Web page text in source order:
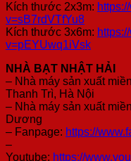
Kích thước 2x3m:
v=sB7rdVTfYu8
Kích thước 3x6m:
v=pEYUwq1iVsk
NHÀ BẠT NHẬT HẢI
– Nhà máy sản xuất
Thanh Trì, Hà Nội
– Nhà máy sản xuất
Dương
– Fanpage: https://
–
Youtube: https://